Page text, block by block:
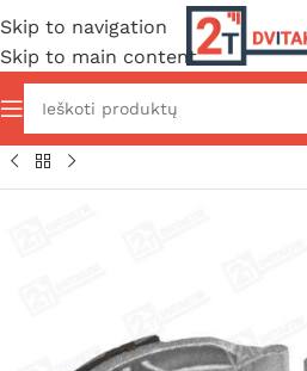
Skip to navigation
Skip to main content
ir išorė/Stabdžių sistema/